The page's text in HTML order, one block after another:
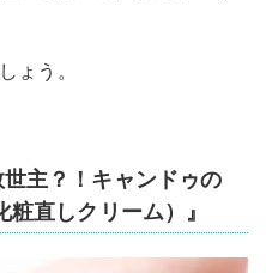
ょう。
主？！キャンドゥの
粧直しクリーム）』